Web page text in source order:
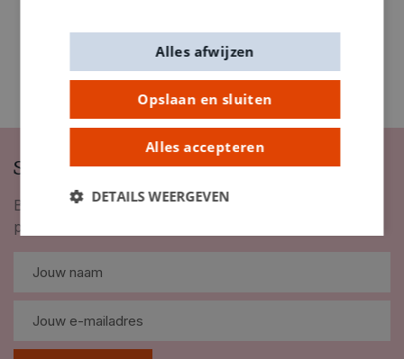
Schrijf je in op onze nieuwsbrief
Blijf op de hoogte van nieuwigheden, inspiratie,
promoties en meer!
Opslaan en sluiten
Alles accepteren
Alles afwijzen
DETAILS WEERGEVEN